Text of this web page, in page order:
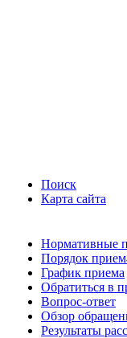
Поиск
Карта сайта
Нормативные
Порядок
График приема
Обратиться в
Вопрос-ответ
Обзор
Результаты